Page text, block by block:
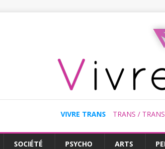
VIVRE TRANS TRANS /
SOCIÉTÉ PSYCHO ARTS